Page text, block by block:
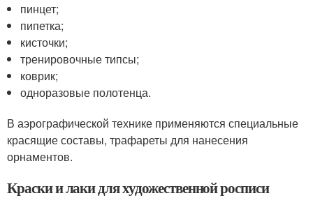
пинцет;
пипетка;
кисточки;
тренировочные типсы;
коврик;
одноразовые полотенца.
В аэрографической технике применяются специальные
красящие составы, трафареты для нанесения
орнаментов.
Краски и лаки для художественной росписи